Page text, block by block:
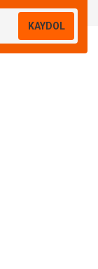
KAYDOL